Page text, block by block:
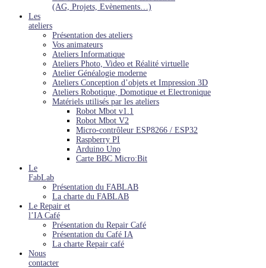
(AG, Projets, Evènements…)
Les
ateliers
Présentation des ateliers
Vos animateurs
Ateliers Informatique
Ateliers Photo, Video et Réalité virtuelle
Atelier Généalogie moderne
Ateliers Conception d’objets et Impression 3D
Ateliers Robotique, Domotique et Electronique
Matériels utilisés par les ateliers
Robot Mbot v1.1
Robot Mbot V2
Micro-contrôleur ESP8266 / ESP32
Raspberry PI
Arduino Uno
Carte BBC Micro:Bit
Le
FabLab
Présentation du FABLAB
La charte du FABLAB
Le Repair et
l’IA Café
Présentation du Repair Café
Présentation du Café IA
La charte Repair café
Nous
contacter